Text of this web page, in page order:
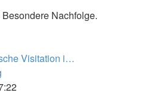
Nachfolge.
Visitation i…